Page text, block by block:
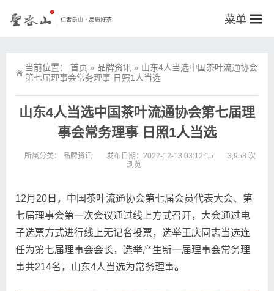
菜单
当前位置： 首页 » 品牌资讯 » 山东4人当选中国茶叶流通协会
第七届理事会常务理事 日照1人当选
山东4人当选中国茶叶流通协会第七届理
事会常务理事 日照1人当选
所属分类： 品牌资讯 发布日期：2022-12-13 03:12:15
3,958 次
浏览
12月20日，中国茶叶流通协会第七届会员代表大会、第
七届理事会第一次会议通过线上方式召开，大会通过电
子选票方式进行线上无记名投票，选举王庆同志当选连
任为第七届理事会会长，选举产生新一届理事会常务理
事共214名，山东4人当选为常务理事。